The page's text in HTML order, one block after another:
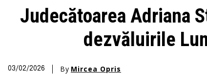
Judecătoarea Adriana
dezvăluirile
03/02/2026 By Mircea Opris